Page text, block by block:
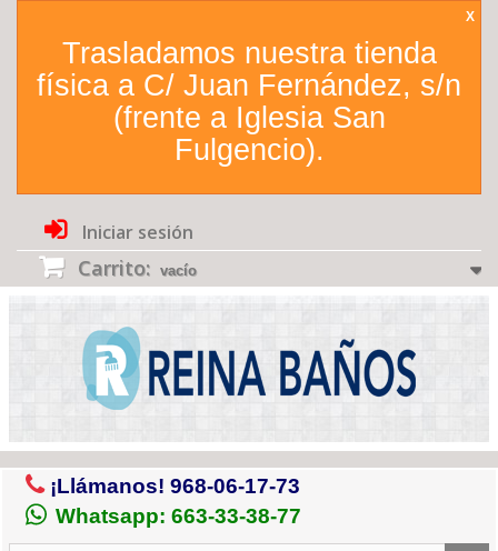
Trasladamos nuestra tienda
física a C/ Juan Fernández, s/n
(frente a Iglesia San
Fulgencio).
X
Iniciar sesión
Carrito: vacío
¡Llámanos! 968-06-17-73
Whatsapp: 663-33-38-77